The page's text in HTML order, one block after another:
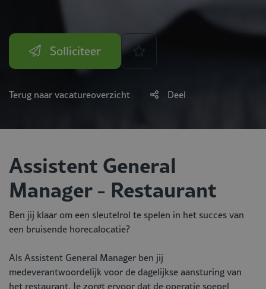
Solliciteer
Terug naar vacatureoverzicht Deel
Assistent General
Manager - Restaurant
Ben jij klaar om een sleutelrol te spelen in het succes van
een bruisende horecalocatie?
Als Assistent General Manager ben jij
medeverantwoordelijk voor de dagelijkse aansturing van
het restaurant. Je zorgt ervoor dat de operatie soepel